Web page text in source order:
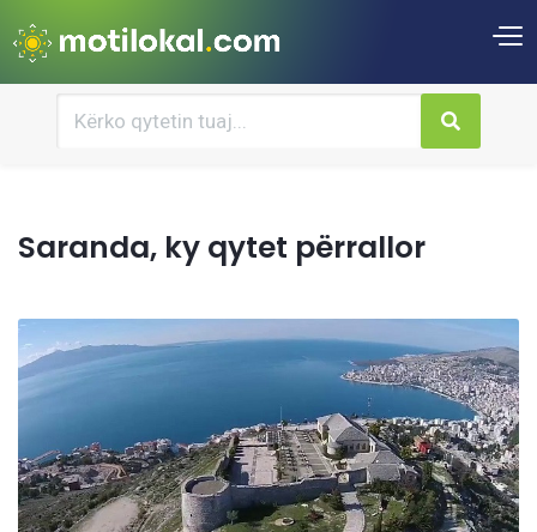
Saranda, ky qytet përrallor